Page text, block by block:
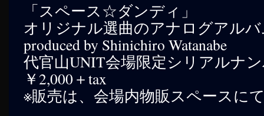
「スペース☆ダンディ」
オリジナル選曲のアナログアル
produced by Shinichiro Watanabe
代官山UNIT会場限定シリアルナ
￥2,000＋tax
※販売は、会場内物販スペースに